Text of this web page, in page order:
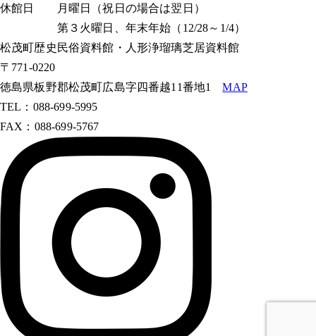
休館日 月曜日（祝日の場合は翌日）
第３火曜日、年末年始（12/28～1/4）
松茂町歴史民俗資料館・人形浄瑠璃芝居資料館
〒771-0220
徳島県板野郡松茂町広島字四番越11番地1MAP
TEL：088-699-5995
FAX：088-699-5767